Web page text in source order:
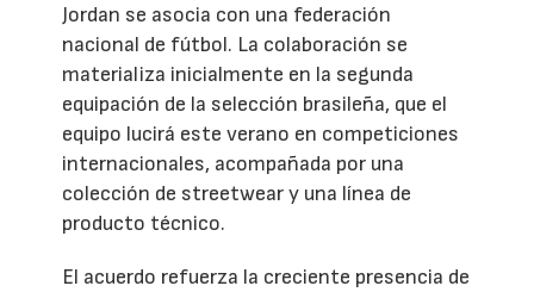
Jordan se asocia con una federación
nacional de fútbol. La colaboración se
materializa inicialmente en la segunda
equipación de la selección brasileña, que el
equipo lucirá este verano en competiciones
internacionales, acompañada por una
colección de streetwear y una línea de
producto técnico.
El acuerdo refuerza la creciente presencia de